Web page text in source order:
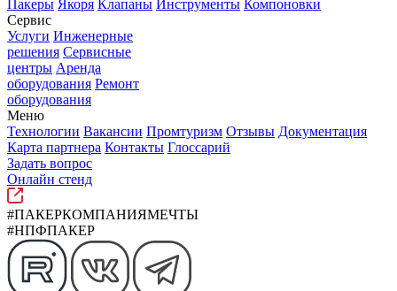
Пакеры Якоря Клапаны Инструменты Компоновки
Сервис
Услуги Инженерные
решения Сервисные
центры Аренда
оборудования Ремонт
оборудования
Меню
Технологии Вакансии Промтуризм Отзывы Документация
Карта партнера Контакты Глоссарий
Задать вопрос
Онлайн стенд
#ПАКЕРКОМПАНИЯМЕЧТЫ
#НПФПАКЕР